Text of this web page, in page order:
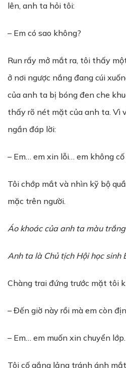
lên, anh ta hỏi tôi:
– Em có sao không?
Run rẩy mở mắt ra, tôi thấy
ở nơi ngược nắng đang cúi
của anh ta bị bóng đen che
thấy rõ nét mặt của anh ta. Vì
ngần đáp lời:
– Em… em xin lỗi… em không
Tôi chớp mắt và nhìn kỹ bộ
mặc trên người.
Áo khoác của anh ta màu
Anh ta là Chủ tịch Hội học sinh
Chàng trai đứng trước mặt tôi
– Đến giờ này rồi mà em còn
– Em… em muốn xin chuyển lớp.
Tôi cố gắng lảng tránh ánh